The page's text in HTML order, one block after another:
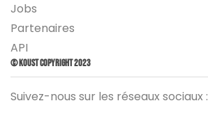
Jobs
Partenaires
API
© Koust Copyright 2023
Suivez-nous sur les réseaux sociaux :